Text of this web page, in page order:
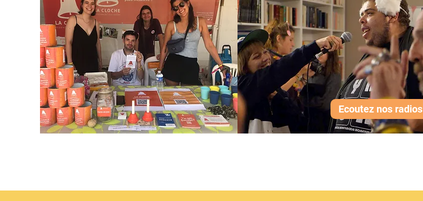
Ecoutez nos radios